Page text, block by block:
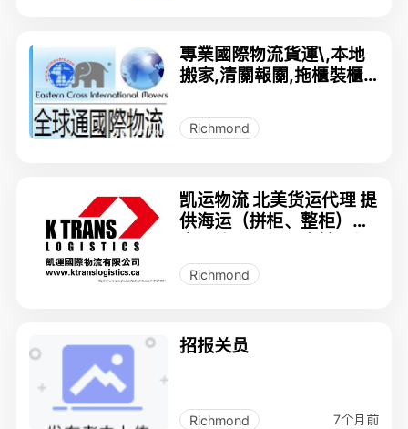
專業國際物流貨運\,本地
搬家,清關報關,拖櫃裝櫃
\輸,倉儲
Richmond
凯运物流 北美货运代理 提
供海运（拼柜、整柜）、
关、亚马逊海外仓、监管
库查验拆柜等服务
Richmond
招报关员
Richmond 7个月前